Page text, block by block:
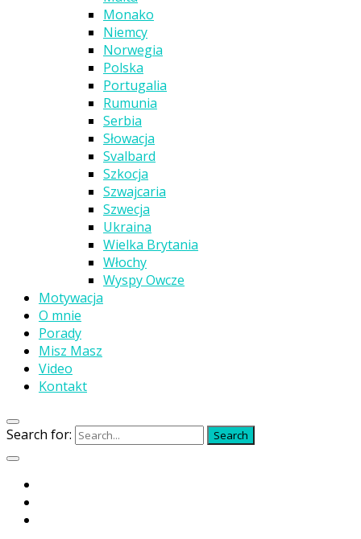
Monako
Niemcy
Norwegia
Polska
Portugalia
Rumunia
Serbia
Słowacja
Svalbard
Szkocja
Szwajcaria
Szwecja
Ukraina
Wielka Brytania
Włochy
Wyspy Owcze
Motywacja
O mnie
Porady
Misz Masz
Video
Kontakt
Search for: Search